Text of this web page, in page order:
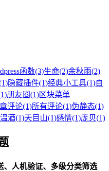
函数(3)生命(2)余秋雨(2)
隐藏插件(1)经典小工具(1)自
朋友圈(1)区块菜单
评论(1)所有评论(1)伪静态(1)
温酒(1)天目山(1)感情(1)庞贝(1)
、人机验证、多级分类筛选